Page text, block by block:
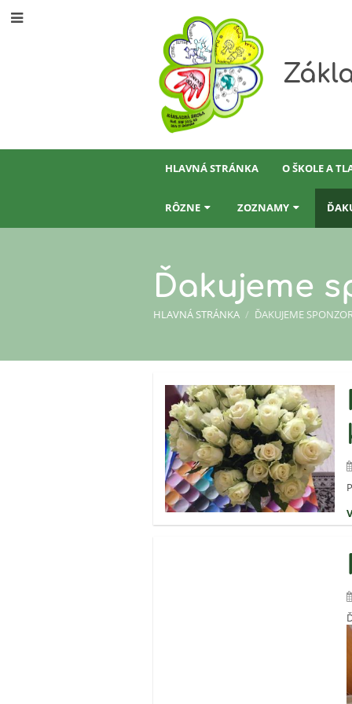
HLAVNÁ STRÁNKA O ŠKOLE A
RÔZNE ZOZNAMY
Ďakujeme
HLAVNÁ STRÁNKA / ĎAKUJEME
Ďakujeme
sponzorom